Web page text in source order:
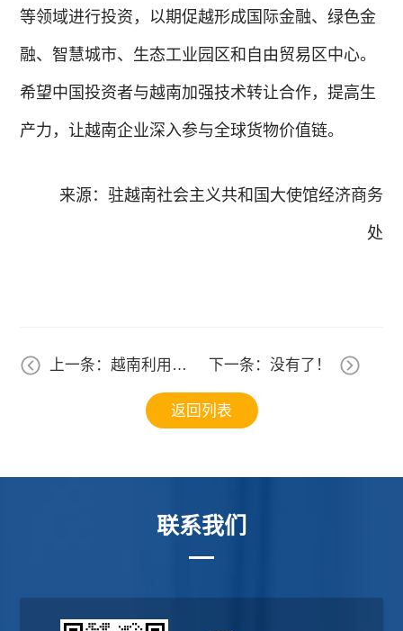
等领域进行投资，以期促越形成国际金融、绿色金
融、智慧城市、生态工业园区和自由贸易区中心。
希望中国投资者与越南加强技术转让合作，提高生
产力，让越南企业深入参与全球货物价值链。
来源：驻越南社会主义共和国大使馆经济商务
处
上一条：越南利用电
返回列表
下一条：没有了！
联系我们